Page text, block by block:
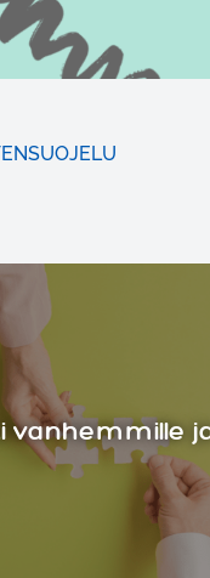
vanhemmille